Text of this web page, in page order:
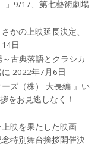
」9/17、第七藝術劇場
かの上映延長決定、
日
古典落語とクラシカ
2022年7月6日
ズ（株）-大長編-』い
をお見逃しなく！
映を果たした映画
特別舞台挨拶開催決